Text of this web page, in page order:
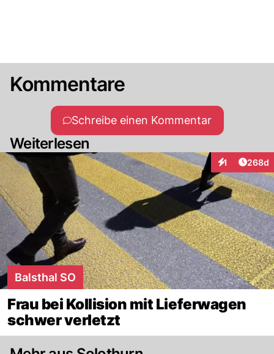
Kommentare
Schreibe einen Kommentar
Weiterlesen
1
Interaktionen
268d
Balsthal SO
Frau bei Kollision mit Lieferwagen
schwer verletzt